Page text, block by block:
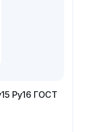
Ру16 ГОСТ